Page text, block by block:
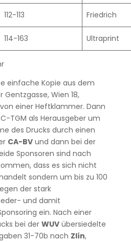
112-113 Friedrich
114-163 Ultraprint
einfache Kopie aus dem
Gentzgasse, Wien 18,
einer Heftklammer. Dann
TGM als Herausgeber um
des Drucks durch einen
CA-BVund dann bei der
Sponsoren sind nach
dass es sich nicht
sondern um bis zu 100
der stark
und damit
ein. Nach einer
bei der WUVübersiedelte
31-70b nach Zlín,